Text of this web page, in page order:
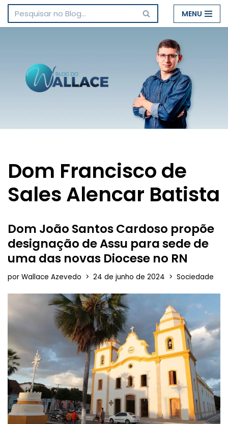
Pular
conteúdo
MENU
Dom Francisco de
Sales Alencar Batista
Dom João Santos Cardoso propõe
designação de Assu para sede de
uma das novas Diocese no RN
por Wallace Azevedo 24 de junho de 2024 Sociedade